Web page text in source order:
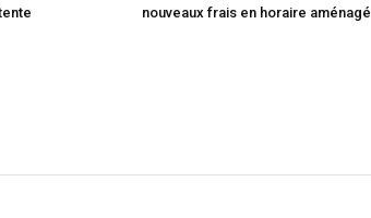
nouveaux frais en horaire aménagé